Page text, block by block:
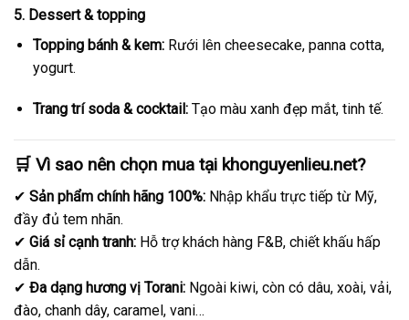
5. Dessert & topping
Topping bánh & kem:Rưới lên cheesecake, panna cotta,
yogurt.
Trang trí soda & cocktail:Tạo màu xanh đẹp mắt, tinh tế.
🛒 Vì sao nên chọn mua tại khonguyenlieu.net?
✔ Sản phẩm chính hãng 100%: Nhập khẩu trực tiếp từ Mỹ,
đầy đủ tem nhãn.
✔ Giá sỉ cạnh tranh: Hỗ trợ khách hàng F&B, chiết khấu hấp
dẫn.
✔ Đa dạng hương vị Torani: Ngoài kiwi, còn có dâu, xoài, vải,
đào, chanh dây, caramel, vani…